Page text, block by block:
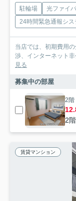
駐輪場 光ファイ
24時間緊急通報シス
当店では、初期費用
渉、インターネット
見る
募集中の部屋
2階
2
賃貸マンション